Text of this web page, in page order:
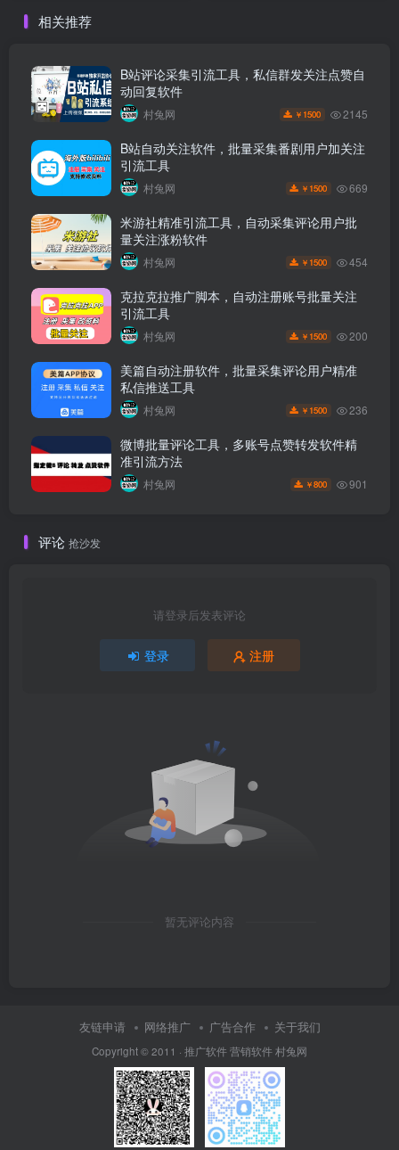
相关推荐
B站评论采集引流工具，私信群发关注点赞自
动回复软件
村兔网 ￥ 1500 2145
B站自动关注软件，批量采集番剧用户加关注
引流工具
村兔网 ￥ 1500 669
米游社精准引流工具，自动采集评论用户批
量关注涨粉软件
村兔网 ￥ 1500 454
克拉克拉推广脚本，自动注册账号批量关注
引流工具
村兔网 ￥ 1500 200
美篇自动注册软件，批量采集评论用户精准
私信推送工具
村兔网 ￥ 1500 236
微博批量评论工具，多账号点赞转发软件精
准引流方法
村兔网 ￥800 901
评论 抢沙发
请登录后发表评论
登录 注册
暂无评论内容
友链申请 网络推广 广告合作 关于我们
Copyright © 2011 · 推广软件营销软件村兔网